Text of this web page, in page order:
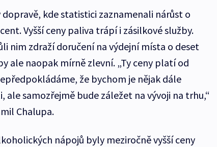
kde statistici zaznamenali nárůst o
Vyšší ceny paliva trápí i zásilkové služby.
nim zdraží doručení na výdejní místa o deset
ale naopak mírně zlevní. „Ty ceny platí od
že bychom je nějak dále
ale samozřejmě bude záležet na vývoji na trhu,“
Chalupa.
nápojů byly meziročně vyšší ceny